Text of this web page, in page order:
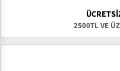
2500TL VE